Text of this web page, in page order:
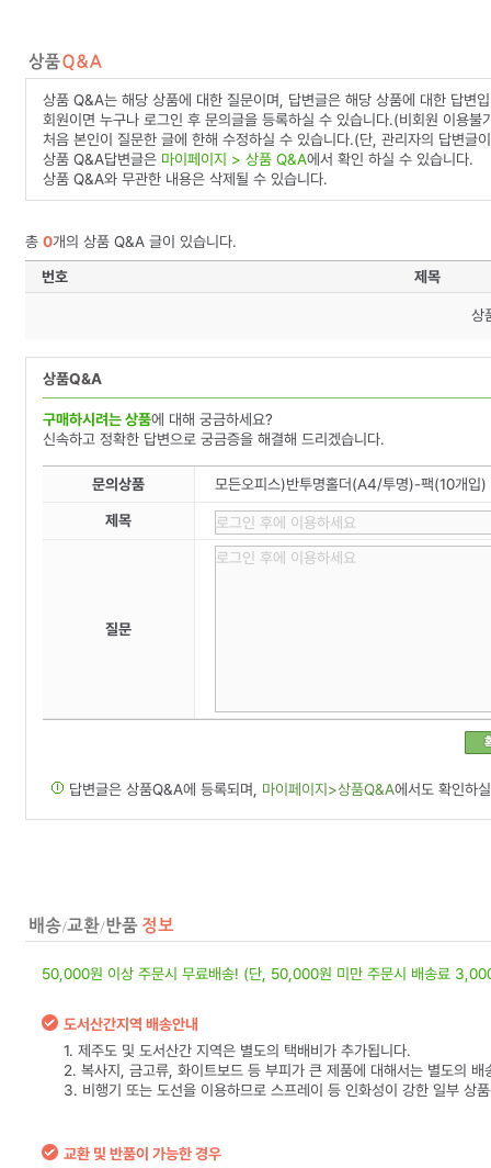
상품 Q&A는 해당 상품에 대한 질문이며, 답변글은 해당 상품에 대한 답변
회원이면 누구나 로그인 후 문의글을 등록하실 수 있습니다.(비회원 이용불
처음 본인이 질문한 글에 한해 수정하실 수 있습니다.(단, 관리자의 답변글
상품 Q&A답변글은 마이페이지 > 상품 Q&A에서 확인 하실 수 있습니다.
상품 Q&A와 무관한 내용은 삭제될 수 있습니다.
총 0개의 상품 Q&A 글이 있습니다.
번호
제목
상
상품Q&A
구매하시려는 상품에 대해 궁금하세요?
신속하고 정확한 답변으로 궁금증을 해결해 드리겠습니다.
문의상품 모든오피스)반투명홀더(A4/투명)-팩(10개입)
제목
질문
답변글은 상품Q&A에 등록되며, 마이페이지>상품Q&A에서도 확인하
50,000원 이상 주문시 무료배송! (단, 50,000원 미만 주문시 배송료
도서산간지역 배송안내
1. 제주도 및 도서산간 지역은 별도의 택배비가 추가됩니다.
2. 복사지, 금고류, 화이트보드 등 부피가 큰 제품에 대해서는 별도의
3. 비행기 또는 도선을 이용하므로 스프레이 등 인화성이 강한 일부 상
교환 및 반품이 가능한 경우